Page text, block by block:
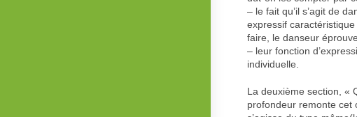
– le fait qu’il s’agit de
expressif
faire, le danseur
– leur fonction
individuelle.
La deuxième section, «
profondeur remonte cet